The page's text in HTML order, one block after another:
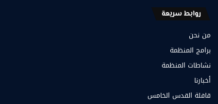
روابط سريعة
من نحن
برامج المنظمة
نشاطات المنظمة
أخبارنا
قافلة القدس الخامس